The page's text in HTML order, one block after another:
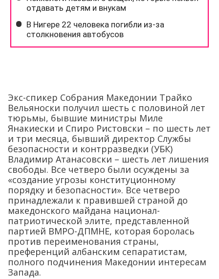
Экс-спикер Собрания Македонии Трайко
Вельяноски получил шесть с половиной лет
тюрьмы, бывшие министры Миле
Янакиески и Спиро Ристовски – по шесть лет
и три месяца, бывший директор Службы
безопасности и контрразведки (УБК)
Владимир Атанасовски – шесть лет лишения
свободы. Все четверо были осуждены за
«создание угрозы конституционному
порядку и безопасности». Все четверо
принадлежали к правившей страной до
македонского майдана национал-
патриотической элите, представленной
партией ВМРО-ДПМНЕ, которая боролась
против переименования страны,
преференций албанским сепаратистам,
полного подчинения Македонии интересам
Запада.